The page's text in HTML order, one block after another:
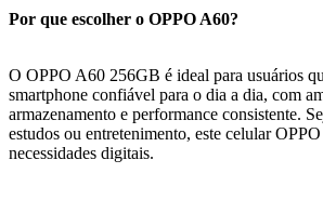
Por que escolher o OPPO A60?
O OPPO A60 256GB é ideal para usuários
smartphone confiável para o dia a dia, com
armazenamento e performance consistente.
estudos ou entretenimento, este celular OPPO
necessidades digitais.